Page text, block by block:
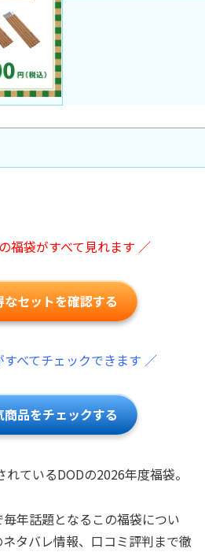
福袋がすべて見れます ／
なセットを確認する
べてチェックできます ／
商品をチェックする
ているDODの2026年度福袋。
年話題となるこの福袋につい
タバレ情報、口コミ評判まで徹